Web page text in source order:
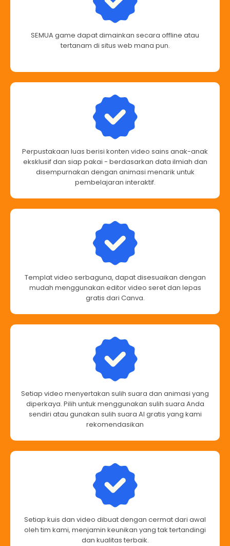
SEMUA game dapat dimainkan secara offline atau
tertanam di situs web mana pun.
Perpustakaan luas berisi konten video sains anak-anak
eksklusif dan siap pakai - berdasarkan data ilmiah dan
disempurnakan dengan animasi menarik untuk
pembelajaran interaktif.
Templat video serbaguna, dapat disesuaikan dengan
mudah menggunakan editor video seret dan lepas
gratis dari Canva.
Setiap video menyertakan sulih suara dan animasi yang
diperkaya. Pilih untuk menggunakan sulih suara Anda
sendiri atau gunakan sulih suara AI gratis yang kami
rekomendasikan
Setiap kuis dan video dibuat dengan cermat dari awal
oleh tim kami, menjamin keunikan yang tak tertandingi
dan kualitas terbaik.